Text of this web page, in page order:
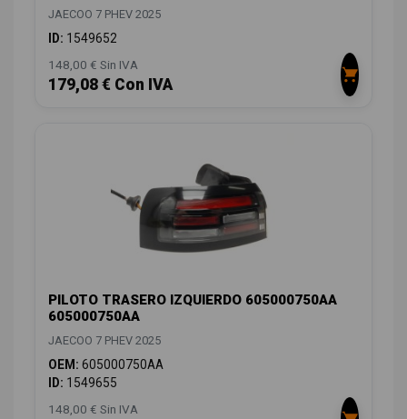
JAECOO 7 PHEV 2025
ID: 1549652
148,00 € Sin IVA
179,08 € Con IVA
PILOTO TRASERO IZQUIERDO 605000750AA
605000750AA
JAECOO 7 PHEV 2025
OEM: 605000750AA
ID: 1549655
148,00 € Sin IVA